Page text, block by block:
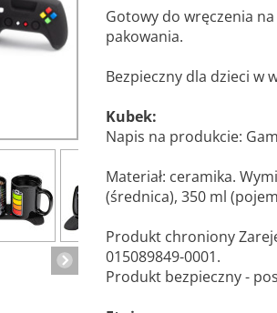
Gotowy do wręczenia
pakowania.
Bezpieczny dla dzieci w
Kubek:
Napis na produkcie:
Materiał: ceramika.
(średnica), 350 ml
Produkt chroniony
015089849-0001.
Produkt bezpieczny -